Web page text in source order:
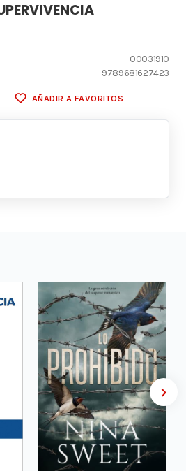
00031910
9789681627423
AÑADIR A FAVORITOS